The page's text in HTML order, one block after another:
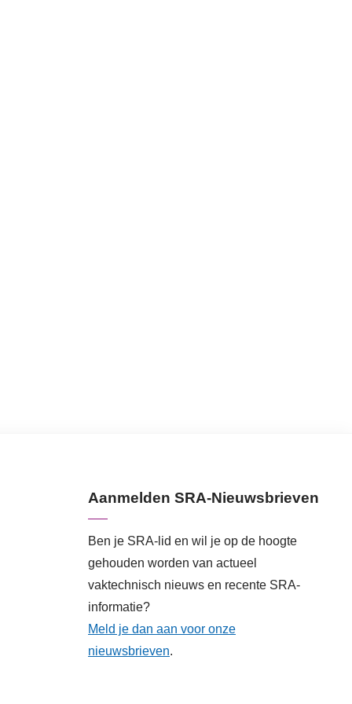
Aanmelden SRA-Nieuwsbrieven
Ben je SRA-lid en wil je op de hoogte
gehouden worden van actueel
vaktechnisch nieuws en recente SRA-
informatie?
Meld je dan aan voor onze
nieuwsbrieven.